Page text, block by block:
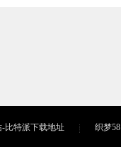
比特派下载地址 织梦58